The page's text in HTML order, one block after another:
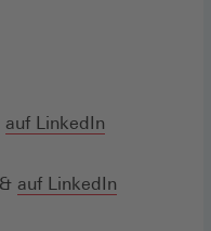
auf LinkedIn
einem
& auf LinkedIn